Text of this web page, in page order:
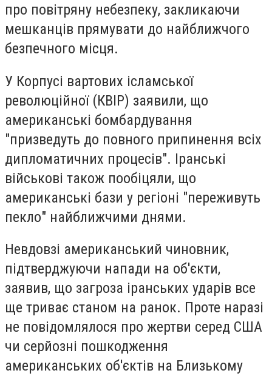
про повітряну небезпеку, закликаючи
мешканців прямувати до найближчого
безпечного місця.
У Корпусі вартових ісламської
революційної (КВІР) заявили, що
американські бомбардування
"призведуть до повного припинення всіх
дипломатичних процесів". Іранські
військові також пообіцяли, що
американські бази у регіоні "переживуть
пекло" найближчими днями.
Невдовзі американський чиновник,
підтверджуючи напади на об'єкти,
заявив, що загроза іранських ударів все
ще триває станом на ранок. Проте наразі
не повідомлялося про жертви серед США
чи серйозні пошкодження
американських об'єктів на Близькому